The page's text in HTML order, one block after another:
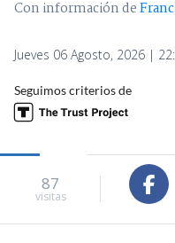
Con información de
Jueves 06 Agosto, 2026 |
Seguimos criterios de
87
visitas